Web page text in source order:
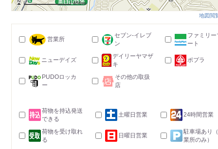
450m
地図閲
営業所
セブン-イレブ
ン
ファミリー
ート
ニューデイズ
デイリーヤマザ
キ
ポプラ
PUDOロッカ
ー
その他の取扱
店
荷物を持込発送
できる
土曜日営業 24時間営業
荷物を受け取れ
る
日曜日営業
駐車場あり
業所のみ）